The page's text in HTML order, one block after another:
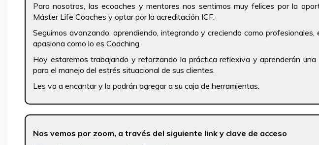
Para nosotros, las ecoaches y mentores nos sentimos muy felices por la
Máster Life Coaches y optar por la acreditación ICF.
Seguimos avanzando, aprendiendo, integrando y creciendo como
apasiona como lo es Coaching.
Hoy estaremos trabajando y reforzando la práctica reflexiva y aprenderán una
para el manejo del estrés situacional de sus clientes.
Les va a encantar y la podrán agregar a su caja de herramientas.
Nos vemos por zoom, a través del siguiente link y clave de acceso